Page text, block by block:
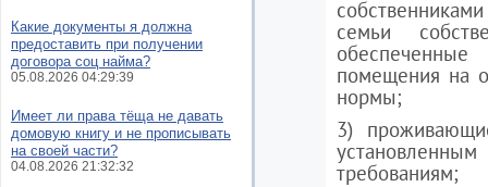
семьи
помещения на
нормы;
3)
требованиям;
Какие документы я должна
предоставить при получении
договора соц найма?
05.08.2026 04:29:39
Имеет ли права тёща не давать
домовую книгу и не прописывать
на своей части?
04.08.2026 21:32:32